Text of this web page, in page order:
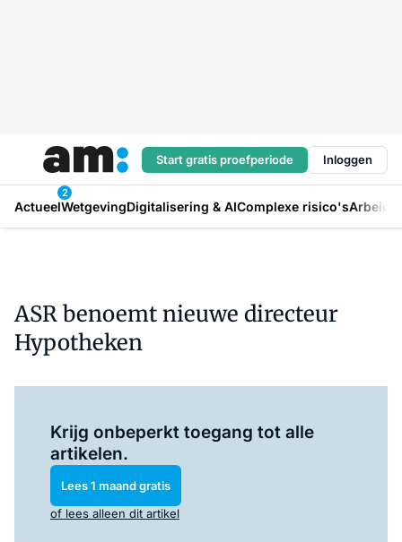
Start gratis proefperiode Inloggen
Actueel
2
WetgevingDigitalisering & AIComplexe risico's
ASR benoemt nieuwe directeur
Hypotheken
Krijg onbeperkt toegang tot alle
artikelen.
Lees 1 maand gratis
of lees alleen dit artikel